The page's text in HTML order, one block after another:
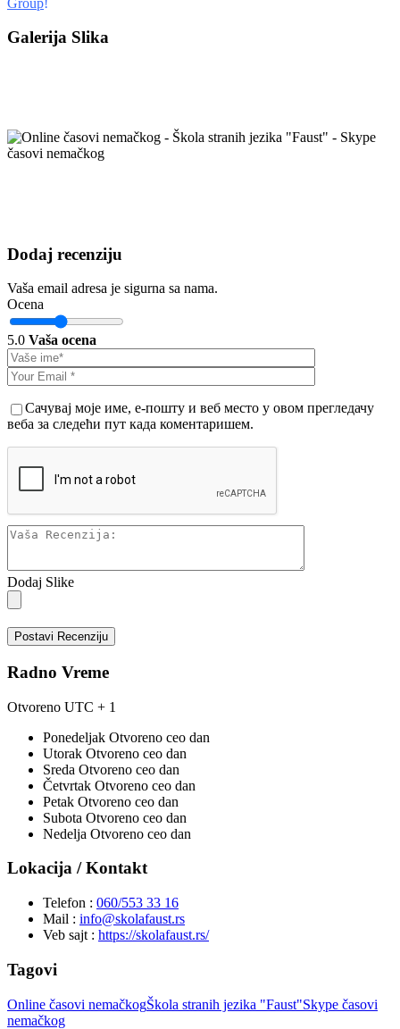
Galerija Slika
Dodaj recenziju
Vaša email adresa je sigurna sa nama.
Ocena
5.0 Vaša ocena
Сачувај моје име, е-пошту и веб место у овом прегледачу
веба за следећи пут када коментаришем.
Dodaj Slike
Postavi Recenziju
Radno Vreme
Otvoreno UTC + 1
Ponedeljak Otvoreno ceo dan
Utorak Otvoreno ceo dan
Sreda Otvoreno ceo dan
Četvrtak Otvoreno ceo dan
Petak Otvoreno ceo dan
Subota Otvoreno ceo dan
Nedelja Otvoreno ceo dan
Lokacija / Kontakt
Telefon : 060/553 33 16
Mail : info@skolafaust.rs
Veb sajt : https://skolafaust.rs/
Tagovi
Online časovi nemačkogŠkola stranih jezika "Faust"Skype časovi
nemačkog